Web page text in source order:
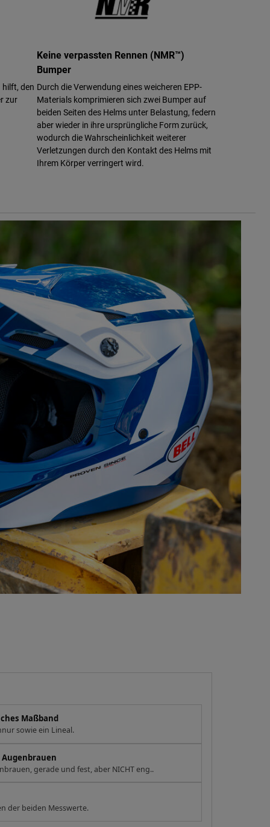
den
zur
Keine verpassten Rennen (NMR™)
Bumper
Durch die Verwendung eines weicheren EPP-
Materials komprimieren sich zwei Bumper auf
beiden Seiten des Helms unter Belastung, federn
aber wieder in ihre ursprüngliche Form zurück,
wodurch die Wahrscheinlichkeit weiterer
Verletzungen durch den Kontakt des Helms mit
Ihrem Körper verringert wird.
Maßband
sowie ein Lineal.
Augenbrauen
gerade und fest, aber NICHT eng..
der beiden Messwerte.